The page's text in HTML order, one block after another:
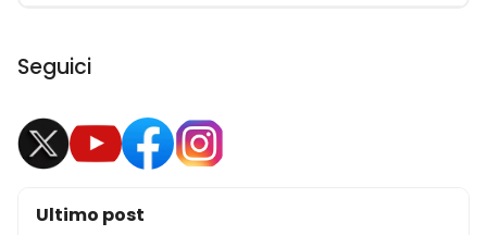
Seguici
Ultimo post